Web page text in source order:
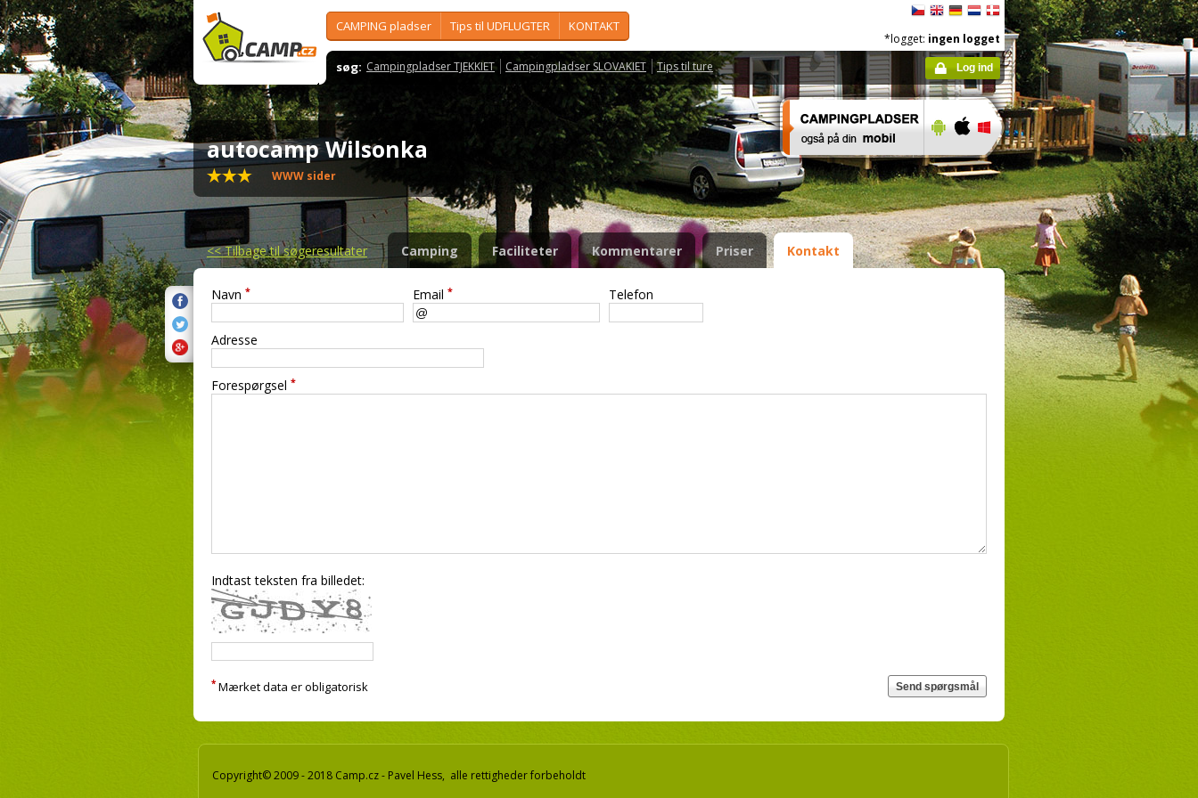
CAMPING pladser Tips til UDFLUGTER KONTAKT
søg: Campingpladser TJEKKIET Campingpladser SLOVAKIET Tips til ture
*logget: ingen logget
Log ind
autocamp Wilsonka
WWW sider
<<Tilbage til søgeresultater Camping Faciliteter Kommentarer Priser Kontakt
Navn * Email * Telefon
Adresse
Forespørgsel *
Indtast teksten fra billedet:
* Mærket data er obligatorisk
Copyright© 2009 - 2018 Camp.cz - Pavel Hess, alle rettigheder forbeholdt